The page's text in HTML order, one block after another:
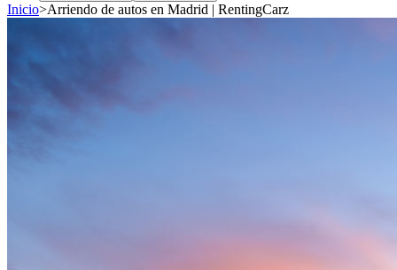
Inicio>Arriendo de autos en Madrid | RentingCarz